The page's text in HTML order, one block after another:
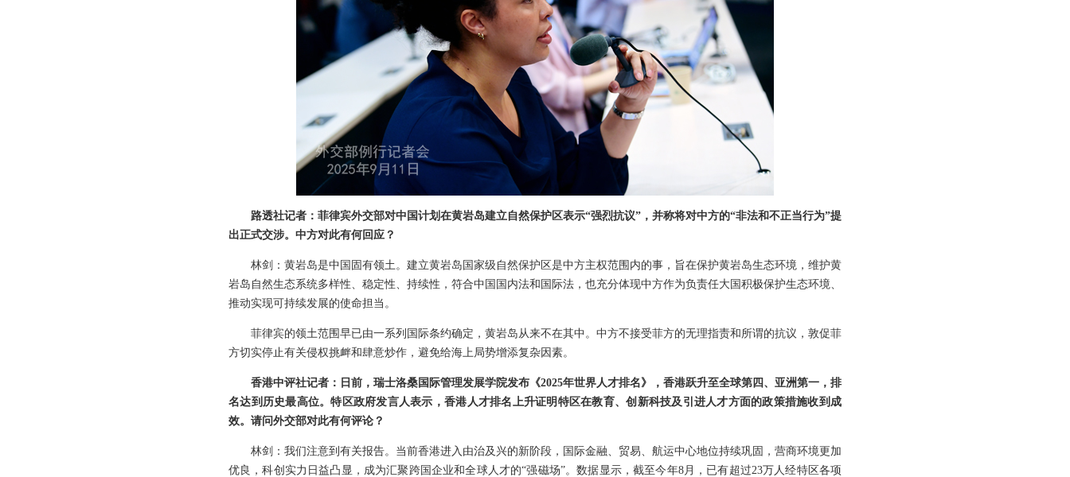
路透社记者：菲律宾外交部对中国计划在黄岩岛建立自然保护区表示“强烈抗议”，并称将对中方的“非法和不正当行为”提
出正式交涉。中方对此有何回应？
林剑：黄岩岛是中国固有领土。建立黄岩岛国家级自然保护区是中方主权范围内的事，旨在保护黄岩岛生态环境，维护黄
岩岛自然生态系统多样性、稳定性、持续性，符合中国国内法和国际法，也充分体现中方作为负责任大国积极保护生态环境、
推动实现可持续发展的使命担当。
菲律宾的领土范围早已由一系列国际条约确定，黄岩岛从来不在其中。中方不接受菲方的无理指责和所谓的抗议，敦促菲
方切实停止有关侵权挑衅和肆意炒作，避免给海上局势增添复杂因素。
香港中评社记者：日前，瑞士洛桑国际管理发展学院发布《2025年世界人才排名》，香港跃升至全球第四、亚洲第一，排
名达到历史最高位。特区政府发言人表示，香港人才排名上升证明特区在教育、创新科技及引进人才方面的政策措施收到成
效。请问外交部对此有何评论？
林剑：我们注意到有关报告。当前香港进入由治及兴的新阶段，国际金融、贸易、航运中心地位持续巩固，营商环境更加
优良，科创实力日益凸显，成为汇聚跨国企业和全球人才的“强磁场”。数据显示，截至今年8月，已有超过23万人经特区各项